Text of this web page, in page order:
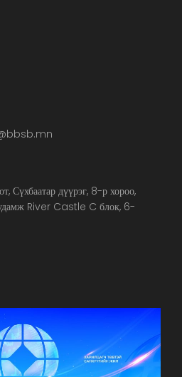
Сүхбаатар дүүрэг, 8-р хороо,
River Castle C блок, 6-